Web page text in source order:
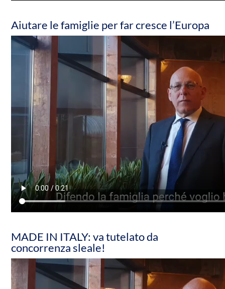
Aiutare le famiglie per far cresce l’Europa
MADE IN ITALY: va tutelato da
concorrenza sleale!